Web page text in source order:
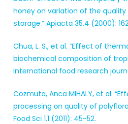
honey on variation of the
storage.” Apiacta 35.4 (2000):
Chua, L. S., et al. “Effect of
biochemical composition of
International food research
Cozmuta, Anca MIHALY, et al.
processing on quality of
Food Sci 1.1 (2011): 45-52.